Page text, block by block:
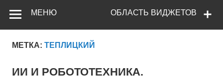
ОБЛАСТЬ ВИДЖЕТОВ
МЕНЮ
МЕТКА: ТЕПЛИЦКИЙ
ИИ И РОБОТОТЕХНИКА.